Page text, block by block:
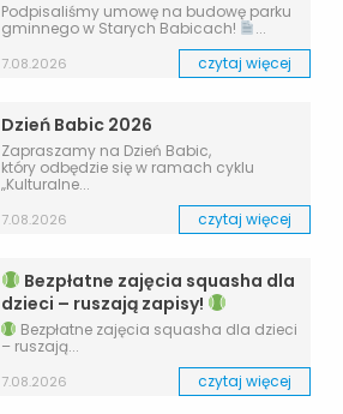
Podpisaliśmy umowę na budowę parku
gminnego w Starych Babicach!
...
7.08.2026 czytaj więcej
Dzień Babic 2026
Zapraszamy na Dzień Babic,
który odbędzie się w ramach cyklu
„Kulturalne...
7.08.2026 czytaj więcej
Bezpłatne zajęcia squasha dla
dzieci – ruszają zapisy!
Bezpłatne zajęcia squasha dla dzieci
– ruszają...
7.08.2026 czytaj więcej